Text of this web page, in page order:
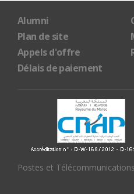
Alumni
Plan de site
Appels d'offre
Délais de paiement
Postes et Télécommunications